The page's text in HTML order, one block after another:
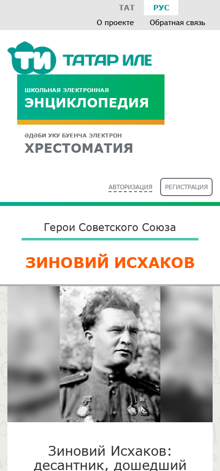
ТАТ РУС
О проекте Обратная связь
ШКОЛЬНАЯ ЭЛЕКТРОННАЯ
ЭНЦИКЛОПЕДИЯ
ӘДӘБИ УКУ БУЕНЧА ЭЛЕКТРОН
ХРЕСТОМАТИЯ
АВТОРИЗАЦИЯ РЕГИСТРАЦИЯ
Герои Советского Союза
ЗИНОВИЙ ИСХАКОВ
Зиновий Исхаков:
десантник, дошедший